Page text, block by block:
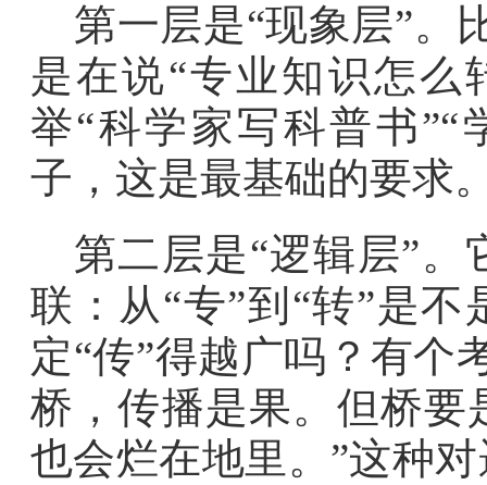
第一层是“现象层”。
是在说“专业知识怎么
举“科学家写科普书
子，这是最基础的要求
第二层是“逻辑层”
联：从“专”到“转”是
定“传”得越广吗？有个
桥，传播是果。但桥要
也会烂在地里。”这种